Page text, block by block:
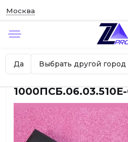
Москва
Москва ваш город?
Да Выбрать другой город
Главная ЛИФТЫ Элементы
Замок двери шахты